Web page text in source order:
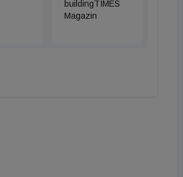
buildingTIMES
Magazin